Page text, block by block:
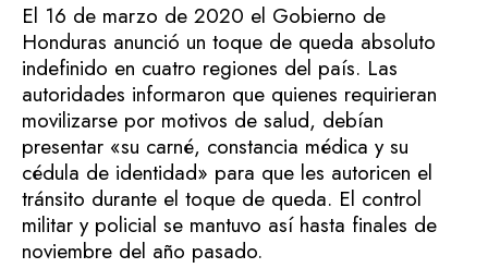
El 16 de marzo de 2020 el Gobierno de
Honduras anunció un toque de queda absoluto
indefinido en cuatro regiones del país. Las
autoridades informaron que quienes requirieran
movilizarse por motivos de salud, debían
presentar «su carné, constancia médica y su
cédula de identidad» para que les autoricen el
tránsito durante el toque de queda. El control
militar y policial se mantuvo así hasta finales de
noviembre del año pasado.